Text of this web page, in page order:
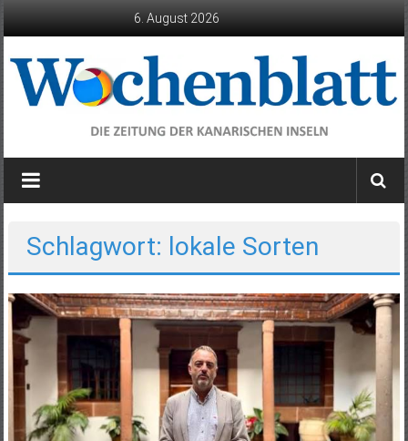
6. August 2026
Wochenblatt
die
Kanarischen
Inseln
Schlagwort: lokale Sorten